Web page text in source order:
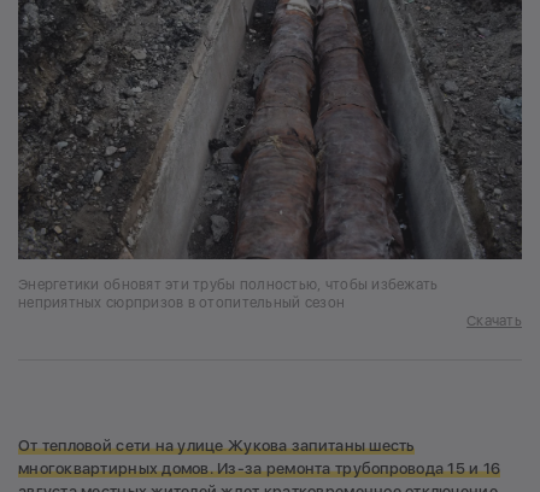
Энергетики обновят эти трубы полностью, чтобы избежать
неприятных сюрпризов в отопительный сезон
Скачать
От тепловой сети на улице Жукова запитаны шесть
многоквартирных домов. Из-за ремонта трубопровода 15 и 16